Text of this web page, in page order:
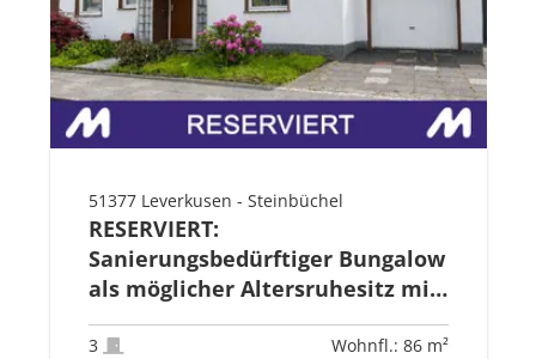
51377 Leverkusen - Steinbüchel
RESERVIERT:
Sanierungsbedürftiger Bungalow
als möglicher Altersruhesitz mit
Garage
3 Wohnfl.: 86 m²